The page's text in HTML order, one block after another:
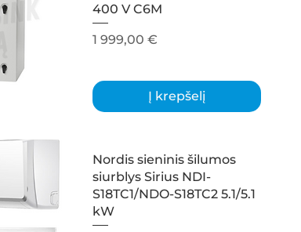
400 V C6M
Kaina
1 999,00 €
Į krepšelį
Nordis sieninis šilumos
siurblys Sirius NDI-
S18TC1/NDO-S18TC2 5.1/5.1
kW